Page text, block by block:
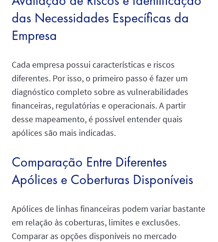
das Necessidades Específicas da
Empresa
Cada empresa possui características e riscos
diferentes. Por isso, o primeiro passo é fazer um
diagnóstico completo sobre as vulnerabilidades
financeiras, regulatórias e operacionais. A partir
desse mapeamento, é possível entender quais
apólices são mais indicadas.
Comparação Entre Diferentes
Apólices e Coberturas Disponíveis
Apólices de linhas financeiras podem variar bastante
em relação às coberturas, limites e exclusões.
Comparar as opções disponíveis no mercado